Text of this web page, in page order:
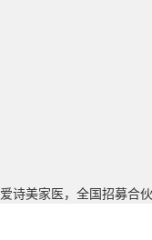
爱诗美家医，全国招募合